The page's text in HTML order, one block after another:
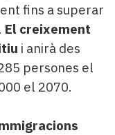
fins a superar
El creixement
i anirà des
persones el
el 2070.